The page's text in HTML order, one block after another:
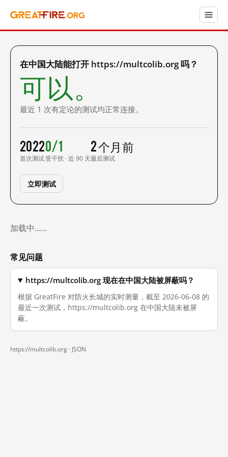
在中国大陆能打开 https://multcolib.org 吗？
可以。
最近 1 次有定论的测试均正常连接。
2022
首次测试
0/1
受干扰 · 近 90 天
2 个月前
最后测试
立即测试
加载中……
常见问题
https://multcolib.org 现在在中国大陆被屏蔽吗？
根据 GreatFire 对防火长城的实时测量，截至 2026-06-08 的
最近一次测试，https://multcolib.org 在中国大陆未被屏
蔽。
https://multcolib.org · JSON